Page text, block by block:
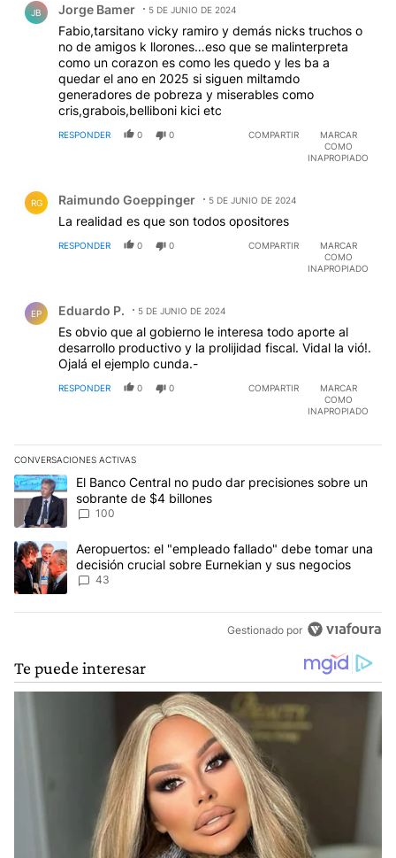
JB Jorge Bamer 5 DE JUNIO DE 2024
Fabio,tarsitano vicky ramiro y demás nicks truchos o
no de amigos k llorones…eso que se malinterpreta
como un corazon es como les quedo y les ba a
quedar el ano en 2025 si siguen miltamdo
generadores de pobreza y miserables como
cris,grabois,belliboni kici etc
RESPONDER 0 0 COMPARTIR
MARCAR
COMO
INAPROPIADO
RG Raimundo Goeppinger 5 DE JUNIO DE 2024
La realidad es que son todos opositores
RESPONDER 0 0 COMPARTIR
MARCAR
COMO
INAPROPIADO
EP Eduardo P. 5 DE JUNIO DE 2024
Es obvio que al gobierno le interesa todo aporte al
desarrollo productivo y la prolijidad fiscal. Vidal la vió!.
Ojalá el ejemplo cunda.-
RESPONDER 0 0 COMPARTIR
MARCAR
COMO
INAPROPIADO
CONVERSACIONES ACTIVAS
Este listado muestra los artículos con más comentarios en los
Un artículo de tendencia con el título "El Banco Central no pudo
El Banco Central no pudo dar precisiones sobre un
sobrante de $4 billones
100
Un artículo de tendencia con el título "Aeropuertos: el
Aeropuertos: el "empleado fallado" debe tomar una
decisión crucial sobre Eurnekian y sus negocios
43
Gestionado por